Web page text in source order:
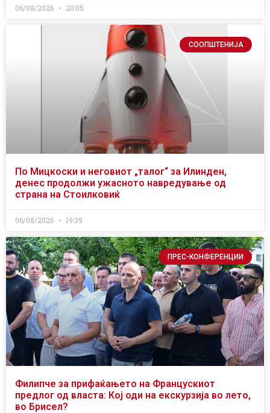
06/08/2026 20:05
СООПШТЕНИЈА
По Мицкоски и неговиот „талог“ за Илинден,
денес продолжи ужасното навредување од
страна на Стоилковиќ
06/08/2026 19:39
ПРЕС-КОНФЕРЕНЦИИ
Филипче за прифаќањето на Францускиот
предлог од власта: Кој оди на екскурзија во лето,
во Брисел?